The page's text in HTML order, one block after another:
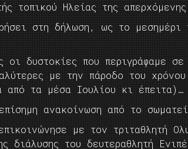
τοπικού Ηλείας της
στη δήλωση, ως το μεσημέρι
οι δυστοκίες που περιγράφαμε
με την πάροδο του
από τα μέσα Ιουλίου κι έπειτα)…
ανακοίνωση από το
με τον τριταθλητή
διάλυσης του δευτεραθλητή